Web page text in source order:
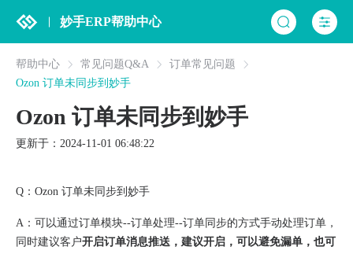
妙手ERP帮助中心
帮助中心 常见问题Q&A
订单常见问题
Ozon 订单未同步到妙手
Ozon 订单未同步到妙手
更新于：2024-11-01 06:48:22
Q：Ozon 订单未同步到妙手
A：可以通过订单模块--订单处理--订单同步的方式手动处理订单，
同时建议客户开启订单消息推送，建议开启，可以避免漏单，也可